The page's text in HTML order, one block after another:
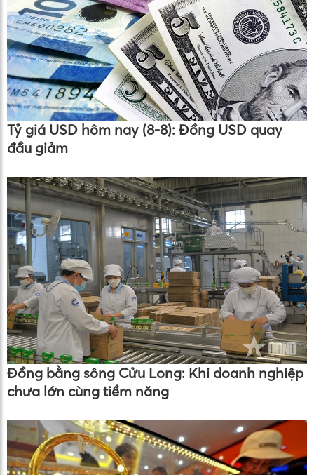
Tỷ giá USD hôm nay (8-8): Đồng USD quay
đầu giảm
Đồng bằng sông Cửu Long: Khi doanh nghiệp
chưa lớn cùng tiềm năng